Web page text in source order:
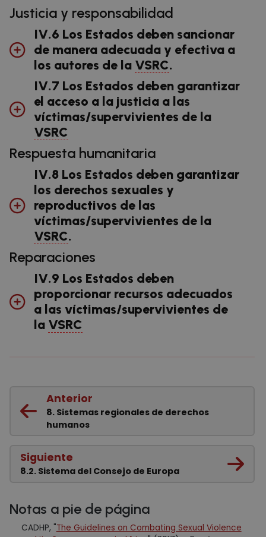
Justicia y responsabilidad
IV.6 Los Estados deben sancionar
de manera adecuada y efectiva a
los autores de la VSRC.
IV.7 Los Estados deben garantizar
el acceso a la justicia a las
víctimas/supervivientes de la
VSRC
Respuesta humanitaria
IV.8 Los Estados deben garantizar
los derechos sexuales y
reproductivos de las
víctimas/supervivientes de la
VSRC.
Reparaciones
IV.9 Los Estados deben
proporcionar recursos adecuados
a las víctimas/supervivientes de
la VSRC
Anterior
8. Sistemas regionales de derechos
humanos
Siguiente
8.2. Sistema del Consejo de Europa
Notas a pie de página
CADHP, "The Guidelines on Combating Sexual Violence